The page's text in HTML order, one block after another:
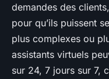
demandes des
pour qu’ils puissent
plus complexes ou
assistants virtuels
sur 24, 7 jours sur 7,